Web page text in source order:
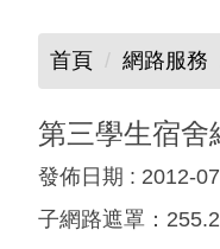
首頁 網路服務
第三學生宿舍
發佈日期 : 2012-
子網路遮罩：